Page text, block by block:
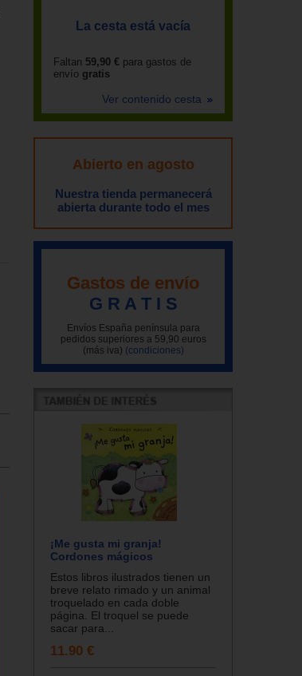
La cesta está vacía
Faltan 59,90 € para gastos de
envío gratis
Ver contenido cesta
Abierto en agosto
Nuestra tienda permanecerá
abierta durante todo el mes
Gastos de envío
G R A T I S
Envíos España península para
pedidos superiores a 59,90 euros
(más iva) (condiciones)
¡Me gusta mi granja!
Cordones mágicos
Estos libros ilustrados tienen un
breve relato rimado y un animal
troquelado en cada doble
página. El troquel se puede
sacar para...
11.90 €